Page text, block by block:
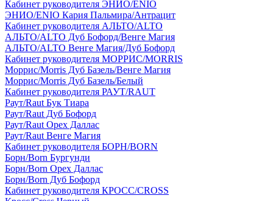
Кабинет руководителя ЭНИО/ENIO
ЭНИО/ENIO Кария Пальмира/Антрацит
Кабинет руководителя АЛЬТО/ALTO
АЛЬТО/ALTO Дуб Бофорд/Венге Магия
АЛЬТО/ALTO Венге Магия/Дуб Бофорд
Кабинет руководителя МОРРИС/MORRIS
Моррис/Morris Дуб Базель/Венге Магия
Моррис/Morris Дуб Базель/Белый
Кабинет руководителя РАУТ/RAUT
Раут/Raut Бук Тиара
Раут/Raut Дуб Бофорд
Раут/Raut Орех Даллас
Раут/Raut Венге Магия
Кабинет руководителя БОРН/BORN
Борн/Born Бургунди
Борн/Born Орех Даллас
Борн/Born Дуб Бофорд
Кабинет руководителя КРОСС/CROSS